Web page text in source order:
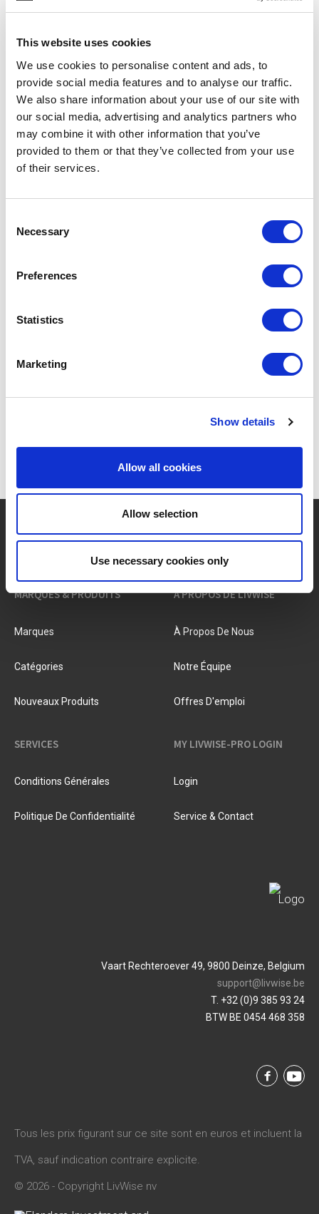
This website uses cookies
We use cookies to personalise content and ads, to
provide social media features and to analyse our traffic.
We also share information about your use of our site with
our social media, advertising and analytics partners who
may combine it with other information that you’ve
provided to them or that they’ve collected from your use
of their services.
Selection
Necessary
Preferences
Statistics
Marketing
Show details
Allow all cookies
Allow selection
Use necessary cookies only
EN RUPTURE DE STOCK
DAGELIJKSE KOST
DK-ACA-3045 PLANCHES À DÉCOUPER ET À SERVIR
PLANCHE À SERVIR EN BOIS D'ACACIA 30X16X1.5CM
19,50 €
Besoin d'aide ?
MARQUES & PRODUITS
Marques
Catégories
Nouveaux Produits
À PROPOS DE LIVWISE
À Propos De Nous
Notre Équipe
Offres D'emploi
SERVICES
Conditions Générales
Politique De Confidentialité
MY LIVWISE-PRO LOGIN
Login
Service & Contact
Vaart Rechteroever 49, 9800 Deinze, Belgium
support@livwise.be
T. +32 (0)9 385 93 24
BTW BE 0454 468 358
Tous les prix figurant sur ce site sont en euros et incluent la
TVA, sauf indication contraire explicite.
© 2026 - Copyright LivWise nv